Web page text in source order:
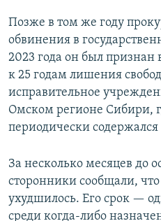
Позже в том же году
обвинения в
2023 года он был
к 25 годам лишения
исправительное
Омском регионе Сибири,
периодически
За несколько месяцев до
сторонники сообщали,
ухудшилось. Его срок —
среди когда-либо